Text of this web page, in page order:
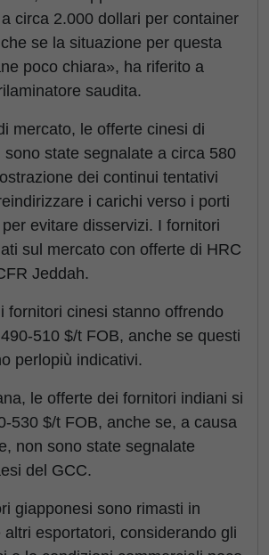
circa 2.000 dollari per container
se la situazione per questa
poco chiara», ha riferito a
saudita.
mercato, le offerte cinesi di
sono state segnalate a circa 580
dei continui tentativi
i carichi verso i porti
evitare disservizi. I fornitori
sul mercato con offerte di HRC
Jeddah.
fornitori cinesi stanno offrendo
510 $/t FOB, anche se questi
perlopiù indicativi.
le offerte dei fornitori indiani si
530 $/t FOB, anche se, a causa
non sono state segnalate
del GCC.
giapponesi sono rimasti in
altri esportatori, considerando gli